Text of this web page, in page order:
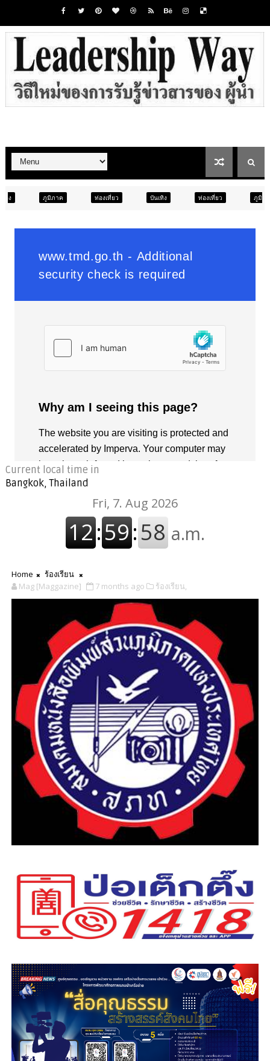
ท่องเที่ยว บันเทิง ท่องเที่ยว ภูมิภาค
Current local time in
Bangkok, Thailand
Home
ร้องเรียน
Mag [Maggazine]
7 months ago ร้องเรียน,